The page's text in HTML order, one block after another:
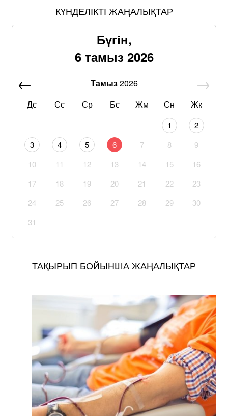
КҮНДЕЛІКТІ ЖАҢАЛЫҚТАР
Бүгін,
6 тамыз 2026
Тамыз2026
Дс
Сс Ср Бс Жм Сн Жк
1
2
3
4 5 6 7 8
9
10
11 12 13 14 15
16
17
18 19 20 21 22
23
24
25 26 27 28 29
30
31
ТАҚЫРЫП БОЙЫНША ЖАҢАЛЫҚТАР